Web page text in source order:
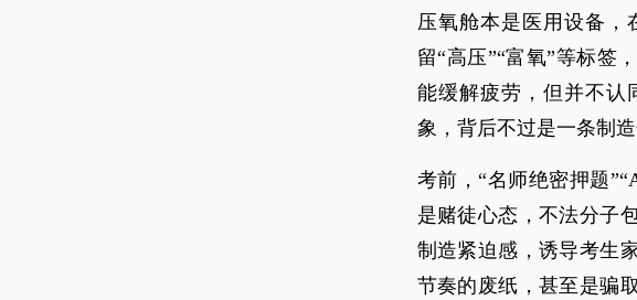
压氧舱本是医用设备，
留“高压”“富氧”等标签
能缓解疲劳，但并不认
象，背后不过是一条制
考前，“名师绝密押题
是赌徒心态，不法分子
制造紧迫感，诱导考生
节奏的废纸，甚至是骗